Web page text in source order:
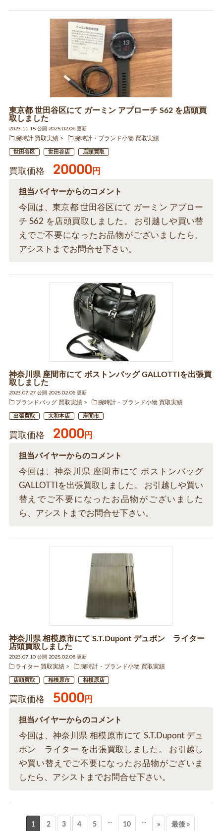
東京都 世田谷区にて ガーミン アプローチ S62 を店頭買
取しました
2023.11.15 公開 2025.02.06 更新
腕時計 買取実績
腕時計・ブランド小物 買取実績
世田谷区 世田谷店 店頭買取
買取価格 20000円
担当バイヤーからのコメント
今回は、東京都 世田谷区にて ガーミン アプロー
チ S62 を店頭買取しました。 お引越しや買い替
えでご不要になったお品物がございましたら、
アシストまでお問合せ下さい。
神奈川県 座間市にて ボストンバッグ GALLOTTIを出張買
取しました
2023.07.27 公開 2025.02.06 更新
ブランドバッグ 買取実績
腕時計・ブランド小物 買取実績
出張買取 大和本店 座間市
買取価格 2000円
担当バイヤーからのコメント
今回は、神奈川県 座間市にて ボストンバッグ
GALLOTTIを出張買取しました。 お引越しや買い
替えでご不要になったお品物がございました
ら、アシストまでお問合せ下さい。
神奈川県 相模原市にて S.T.Dupont デュポン ライター
店頭買取しました
2023.07.10 公開 2025.02.06 更新
ライター 買取実績
腕時計・ブランド小物 買取実績
店頭買取 相模原市 相模原店
買取価格 5000円
担当バイヤーからのコメント
今回は、神奈川県 相模原市にて S.T.Dupont デュ
ポン ライター を出張買取しました。 お引越し
や買い替えでご不要になったお品物がございま
したら、アシストまでお問合せ下さい。
1 2 3 4 5 ... 10 ... » 最後 »